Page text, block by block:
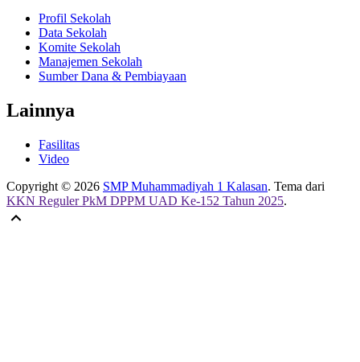
Profil Sekolah
Data Sekolah
Komite Sekolah
Manajemen Sekolah
Sumber Dana & Pembiayaan
Lainnya
Fasilitas
Video
Copyright © 2026 SMP Muhammadiyah 1 Kalasan. Tema dari
KKN Reguler PkM DPPM UAD Ke-152 Tahun 2025.